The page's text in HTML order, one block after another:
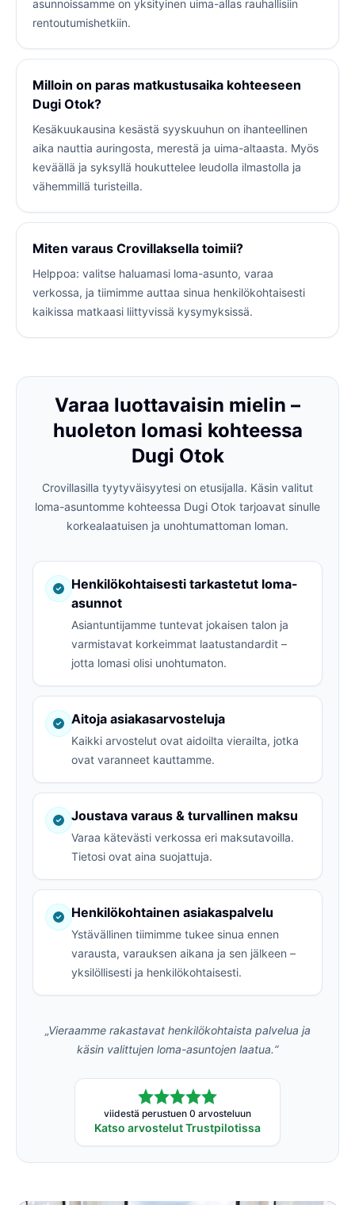
asunnoissamme on yksityinen uima-allas rauhallisiin
rentoutumishetkiin.
Milloin on paras matkustusaika kohteeseen
Dugi Otok?
Kesäkuukausina kesästä syyskuuhun on ihanteellinen
aika nauttia auringosta, merestä ja uima-altaasta. Myös
keväällä ja syksyllä houkuttelee leudolla ilmastolla ja
vähemmillä turisteilla.
Miten varaus Crovillaksella toimii?
Helppoa: valitse haluamasi loma-asunto, varaa
verkossa, ja tiimimme auttaa sinua henkilökohtaisesti
kaikissa matkaasi liittyvissä kysymyksissä.
Varaa luottavaisin mielin –
huoleton lomasi kohteessa
Dugi Otok
Crovillasilla tyytyväisyytesi on etusijalla. Käsin valitut
loma-asuntomme kohteessa Dugi Otok tarjoavat sinulle
korkealaatuisen ja unohtumattoman loman.
Henkilökohtaisesti tarkastetut loma-
asunnot
Asiantuntijamme tuntevat jokaisen talon ja
varmistavat korkeimmat laatustandardit –
jotta lomasi olisi unohtumaton.
Aitoja asiakasarvosteluja
Kaikki arvostelut ovat aidoilta vierailta, jotka
ovat varanneet kauttamme.
Joustava varaus & turvallinen maksu
Varaa kätevästi verkossa eri maksutavoilla.
Tietosi ovat aina suojattuja.
Henkilökohtainen asiakaspalvelu
Ystävällinen tiimimme tukee sinua ennen
varausta, varauksen aikana ja sen jälkeen –
yksilöllisesti ja henkilökohtaisesti.
„Vieraamme rakastavat henkilökohtaista palvelua ja
käsin valittujen loma-asuntojen laatua.“
viidestä perustuen 0 arvosteluun
Katso arvostelut Trustpilotissa